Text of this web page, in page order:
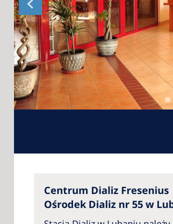
Centrum Dializ Fresenius
Ośrodek Dializ nr 55 w